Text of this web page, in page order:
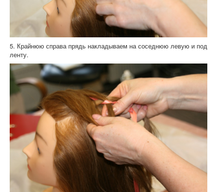
5. Крайнюю справа прядь накладываем на соседнюю левую и под
ленту.